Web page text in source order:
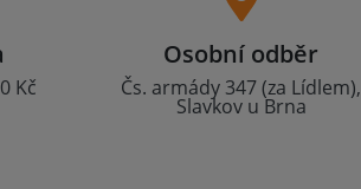
Kč
Osobní odběr
Čs. armády 347 (za Lídlem),
Slavkov u Brna